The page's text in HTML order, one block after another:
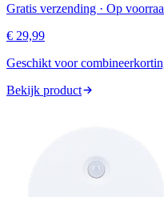
Gratis verzending · Op
€ 29,99
Geschikt voor
Bekijk product